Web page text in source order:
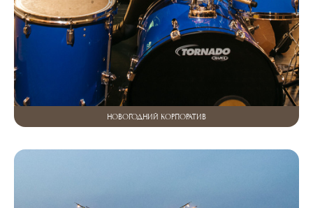
НОВОГОДНИЙ КОРПОРАТИВ